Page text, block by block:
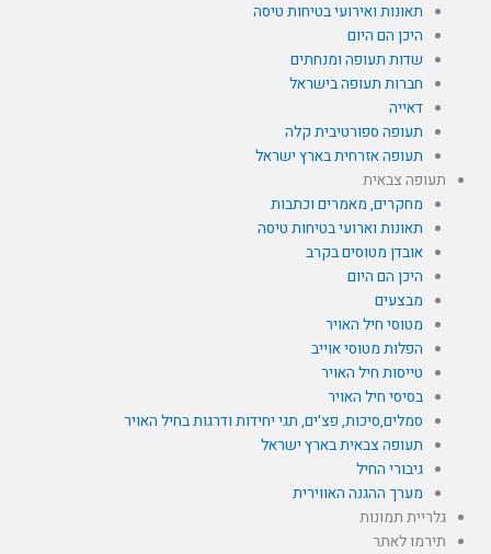
תאונות ואירועי בטיחות טיסה
היכן הם היום
שדות תעופה ומנחתים
חברות תעופה בישראל
דאייה
תעופה ספורטיבית קלה
תעופה אזרחית בארץ ישראל
תעופה צבאית
מחקרים, מאמרים וכתבות
תאונות וארועי בטיחות טיסה
אובדן מטוסים בקרב
היכן הם היום
מבצעים
מטוסי חיל האויר
הפלות מטוסי אוייב
טייסות חיל האויר
בסיסי חיל האויר
סמלים,סיכות, פצ'ים, תגי יחידות ודרגות בחיל האויר
תעופה צבאית בארץ ישראל
גיבורי החיל
מערך ההגנה האווירית
גלריית תמונות
תירמו לאתר